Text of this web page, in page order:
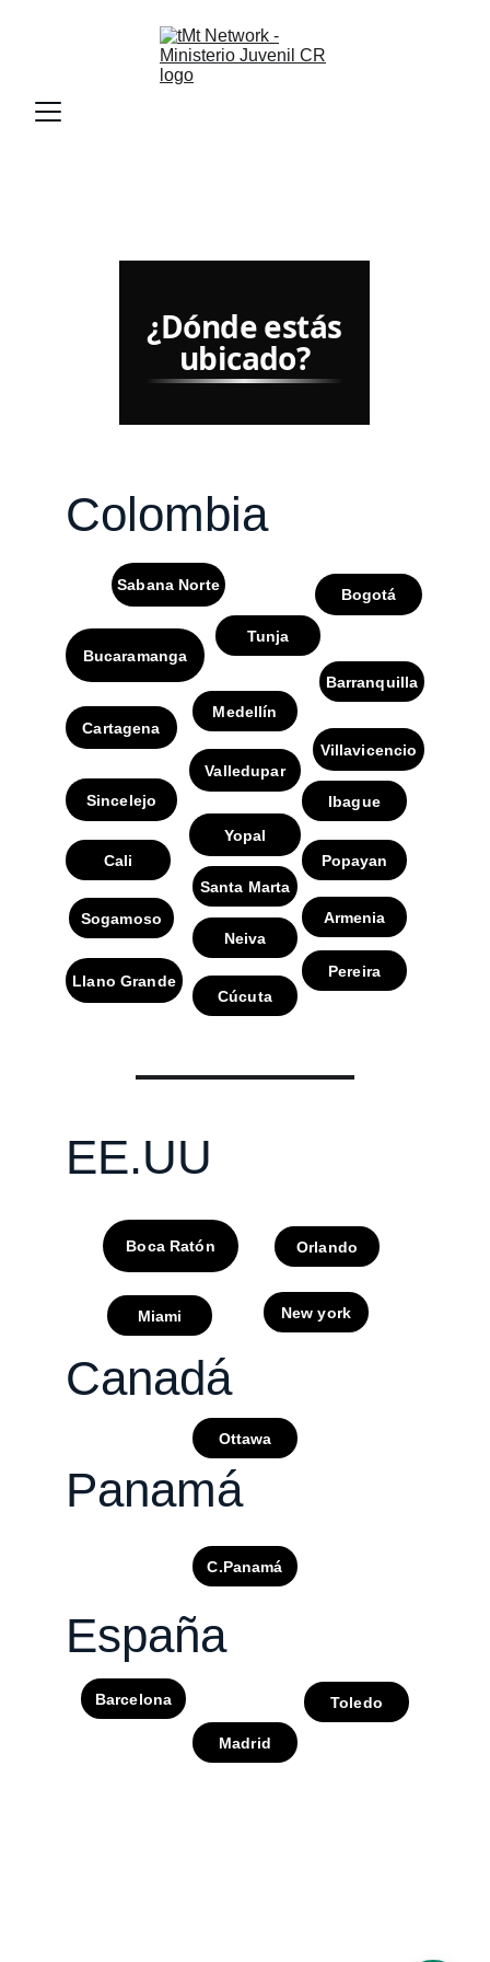
Bogotá
Bucaramanga
Sabana Norte
Barranquilla
Cali
Tunja
Sogamoso
Medellín
Llano Grande
Armenia
Pereira
Popayan
Neiva
Ibague
Santa Marta
Cartagena
Sincelejo
Valledupar
Villavicencio
Yopal
Colombia
Cúcuta
EE.UU
Boca Ratón
Miami New york
Orlando
España
Madrid
Barcelona Toledo
Canadá
Ottawa
Panamá
C.Panamá